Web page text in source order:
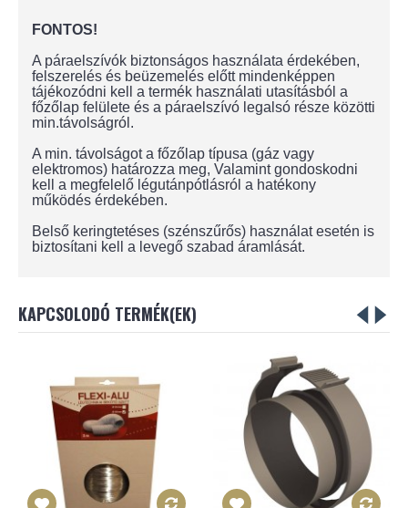
FONTOS!
A páraelszívók biztonságos használata érdekében,
felszerelés és beüzemelés előtt mindenképpen
tájékozódni kell a termék használati utasításból a
főzőlap felülete és a páraelszívó legalsó része közötti
min.távolságról.
A min. távolságot a főzőlap típusa (gáz vagy
elektromos) határozza meg, Valamint gondoskodni
kell a megfelelő légutánpótlásról a hatékony
működés érdekében.
Belső keringtetéses (szénszűrős) használat esetén is
biztosítani kell a levegő szabad áramlását.
KAPCSOLODÓ TERMÉK(EK)